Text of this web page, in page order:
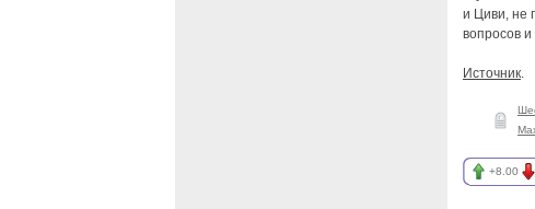
и Циви, не
вопросов
Источник.
+8.00